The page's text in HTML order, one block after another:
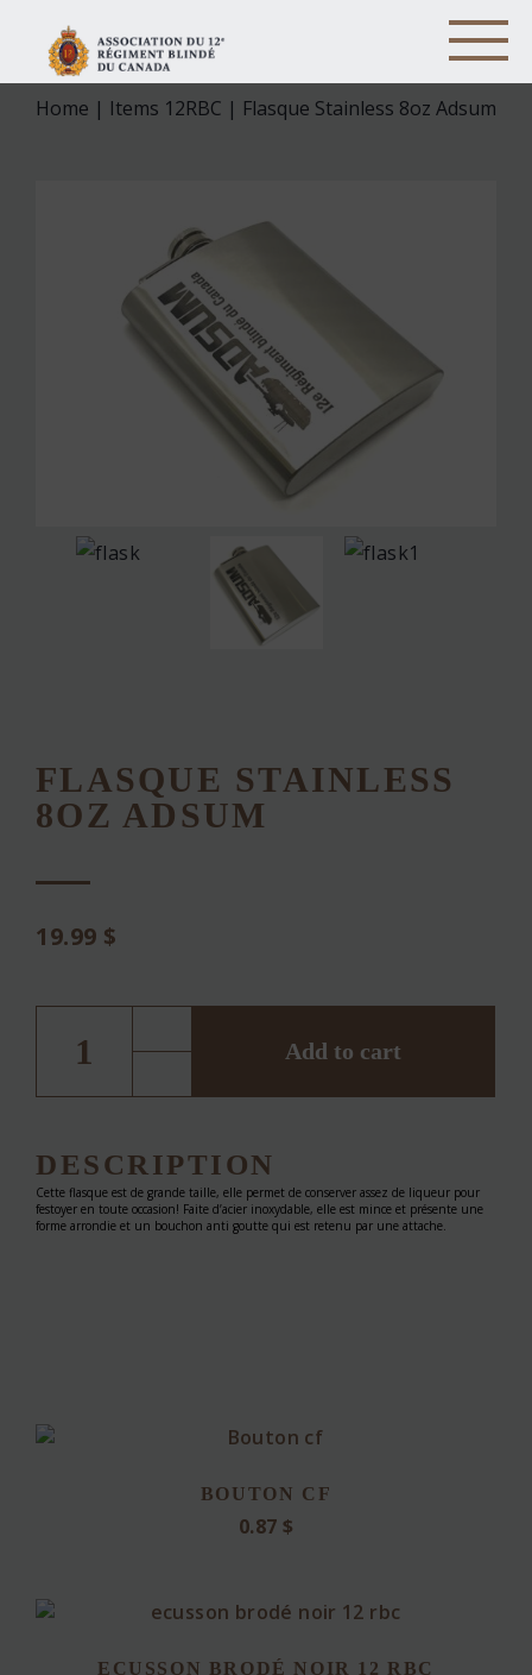
Home | Items 12RBC | Flasque Stainless 8oz Adsum
FLASQUE STAINLESS
8OZ ADSUM
19.99 $
Add to cart
DESCRIPTION
Cette flasque est de grande taille, elle permet de conserver assez de liqueur pour
festoyer en toute occasion! Faite d’acier inoxydable, elle est mince et présente une
forme arrondie et un bouchon anti goutte qui est retenu par une attache.
BOUTON CF
0.87 $
ECUSSON BRODÉ NOIR 12 RBC